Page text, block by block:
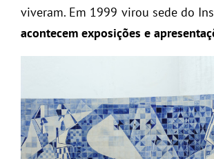
viveram. Em 1999 virou sede do
acontecem exposições e